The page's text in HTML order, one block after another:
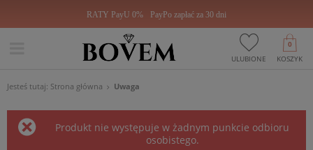
RATY PayU 0% PayPo zapłać za 30 dni
ULUBIONE KOSZYK
0
Jesteś tutaj: Strona główna Uwaga
Produkt nie występuje w żadnym punkcie odbioru
osobistego.